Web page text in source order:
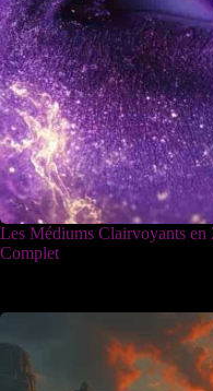
Les Médiums Clairvoyants
Complet